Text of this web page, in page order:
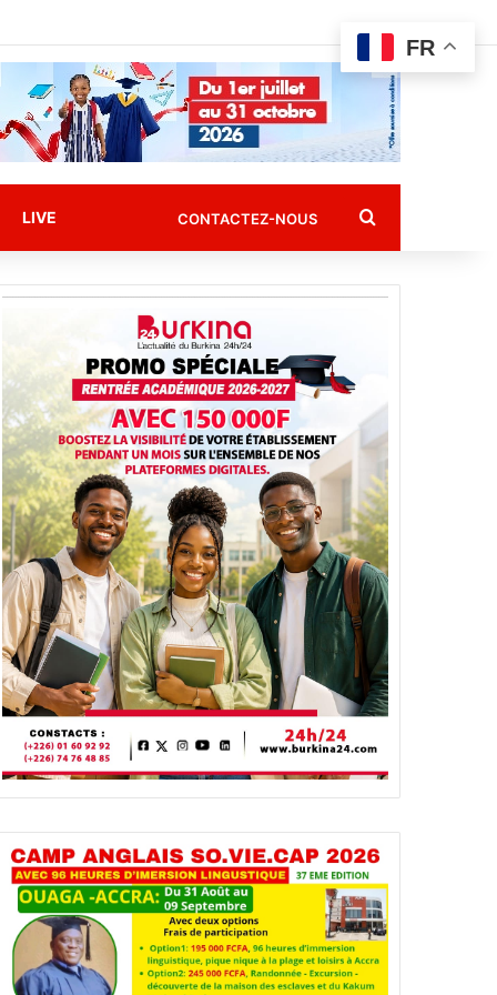
LIVE CONTACTEZ-NOUS Rechercher
FR